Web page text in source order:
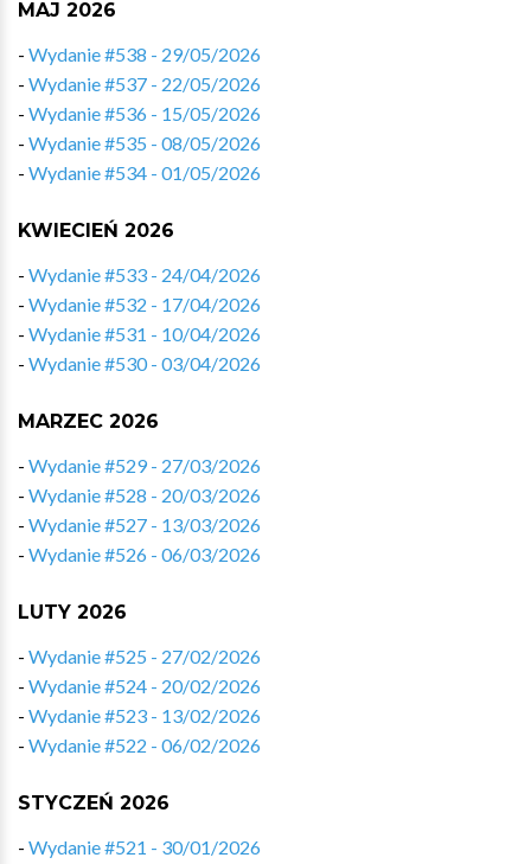
MAJ 2026
- Wydanie #538 - 29/05/2026
- Wydanie #537 - 22/05/2026
- Wydanie #536 - 15/05/2026
- Wydanie #535 - 08/05/2026
- Wydanie #534 - 01/05/2026
KWIECIEŃ 2026
- Wydanie #533 - 24/04/2026
- Wydanie #532 - 17/04/2026
- Wydanie #531 - 10/04/2026
- Wydanie #530 - 03/04/2026
MARZEC 2026
- Wydanie #529 - 27/03/2026
- Wydanie #528 - 20/03/2026
- Wydanie #527 - 13/03/2026
- Wydanie #526 - 06/03/2026
LUTY 2026
- Wydanie #525 - 27/02/2026
- Wydanie #524 - 20/02/2026
- Wydanie #523 - 13/02/2026
- Wydanie #522 - 06/02/2026
STYCZEŃ 2026
- Wydanie #521 - 30/01/2026